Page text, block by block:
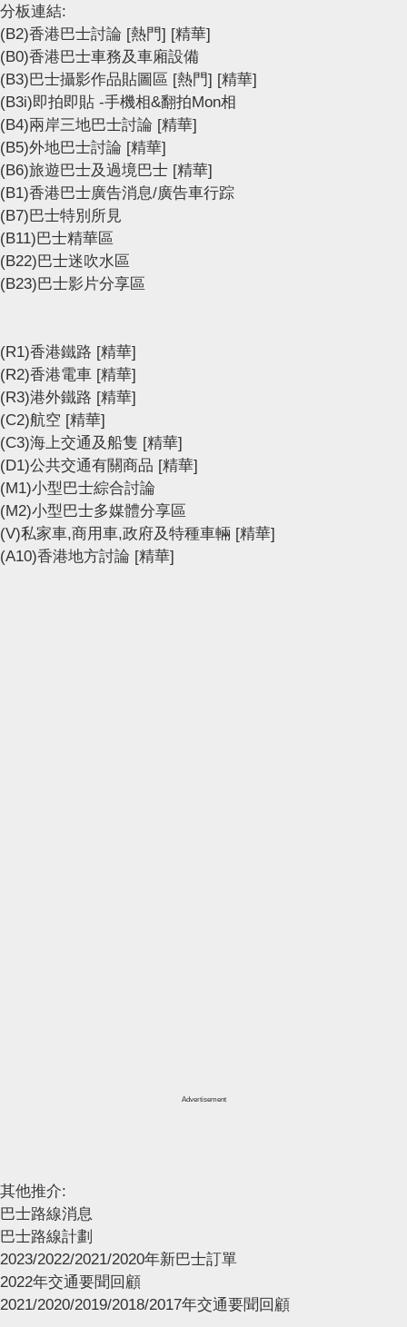
分板連結:
(B2)香港巴士討論 [熱門] [精華]
(B0)香港巴士車務及車廂設備
(B3)巴士攝影作品貼圖區 [熱門] [精華]
(B3i)即拍即貼 -手機相&翻拍Mon相
(B4)兩岸三地巴士討論 [精華]
(B5)外地巴士討論 [精華]
(B6)旅遊巴士及過境巴士 [精華]
(B1)香港巴士廣告消息/廣告車行踪
(B7)巴士特別所見
(B11)巴士精華區
(B22)巴士迷吹水區
(B23)巴士影片分享區
(R1)香港鐵路 [精華]
(R2)香港電車 [精華]
(R3)港外鐵路 [精華]
(C2)航空 [精華]
(C3)海上交通及船隻 [精華]
(D1)公共交通有關商品 [精華]
(M1)小型巴士綜合討論
(M2)小型巴士多媒體分享區
(V)私家車,商用車,政府及特種車輛 [精華]
(A10)香港地方討論 [精華]
Advertisement
其他推介:
巴士路線消息
巴士路線計劃
2023/2022/2021/2020年新巴士訂單
2022年交通要聞回顧
2021/2020/2019/2018/2017年交通要聞回顧